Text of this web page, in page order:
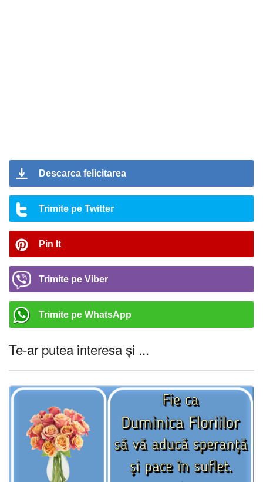
Descarca felicitarea
Trimite pe Twitter
Pin It
Trimite pe Viber
Trimite pe WhatsApp
Te-ar putea interesa și ...